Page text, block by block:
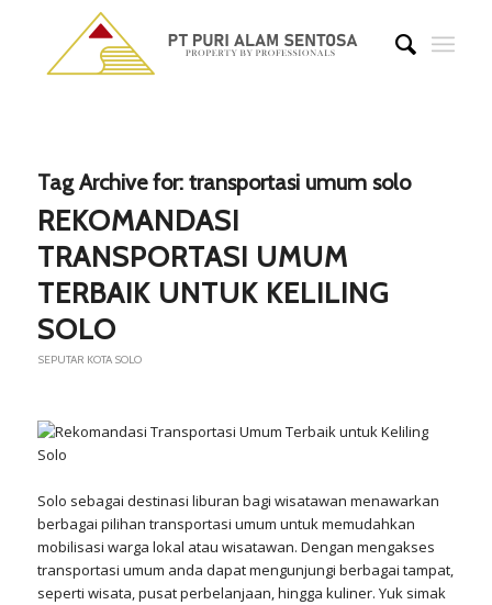
Tag Archive for: transportasi umum solo
REKOMANDASI
TRANSPORTASI UMUM
TERBAIK UNTUK KELILING
SOLO
SEPUTAR KOTA SOLO
Solo sebagai destinasi liburan bagi wisatawan menawarkan
berbagai pilihan transportasi umum untuk memudahkan
mobilisasi warga lokal atau wisatawan. Dengan mengakses
transportasi umum anda dapat mengunjungi berbagai tampat,
seperti wisata, pusat perbelanjaan, hingga kuliner. Yuk simak